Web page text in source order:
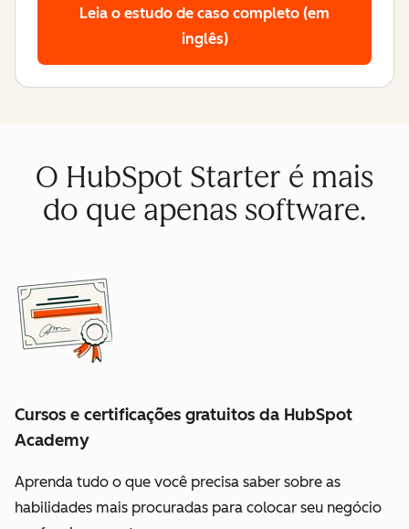
Leia o estudo de caso completo (em
inglês)
O HubSpot Starter é mais
do que apenas software.
Cursos e certificações gratuitos da HubSpot
Academy
Aprenda tudo o que você precisa saber sobre as
habilidades mais procuradas para colocar seu negócio